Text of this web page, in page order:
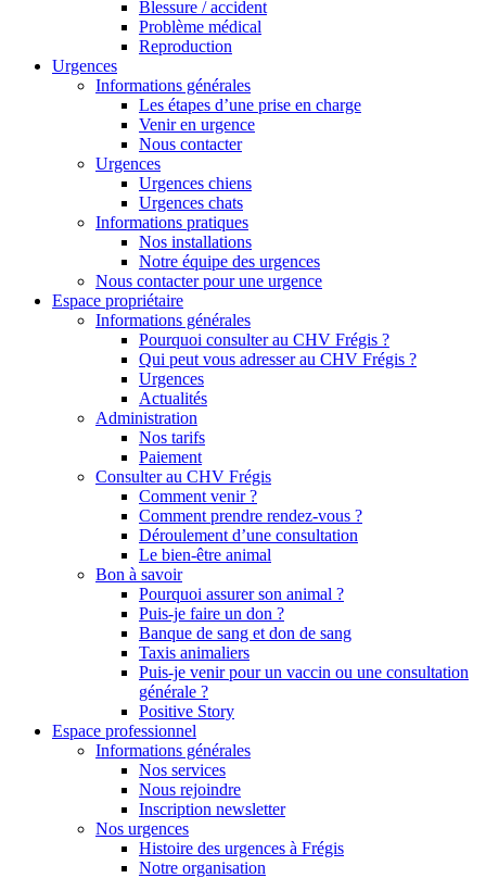
Blessure / accident
Problème médical
Reproduction
Urgences
Informations générales
Les étapes d’une prise en charge
Venir en urgence
Nous contacter
Urgences
Urgences chiens
Urgences chats
Informations pratiques
Nos installations
Notre équipe des urgences
Nous contacter pour une urgence
Espace propriétaire
Informations générales
Pourquoi consulter au CHV Frégis ?
Qui peut vous adresser au CHV Frégis ?
Urgences
Actualités
Administration
Nos tarifs
Paiement
Consulter au CHV Frégis
Comment venir ?
Comment prendre rendez-vous ?
Déroulement d’une consultation
Le bien-être animal
Bon à savoir
Pourquoi assurer son animal ?
Puis-je faire un don ?
Banque de sang et don de sang
Taxis animaliers
Puis-je venir pour un vaccin ou une consultation
générale ?
Positive Story
Espace professionnel
Informations générales
Nos services
Nous rejoindre
Inscription newsletter
Nos urgences
Histoire des urgences à Frégis
Notre organisation